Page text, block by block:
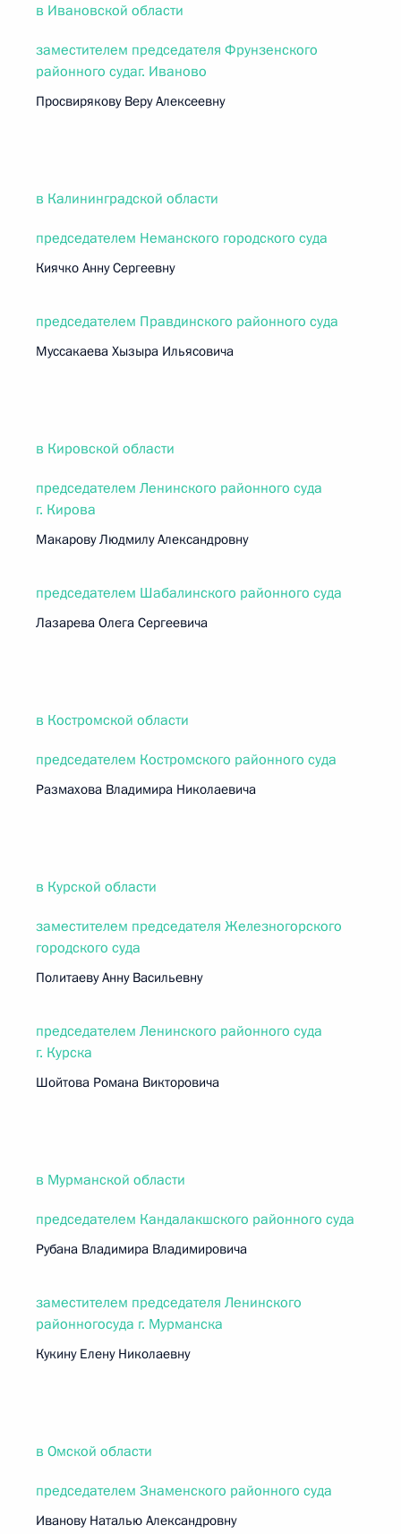
в Ивановской области
заместителем председателя Фрунзенского
районного судаг. Иваново
Просвирякову Веру Алексеевну
в Калининградской области
председателем Неманского городского суда
Киячко Анну Сергеевну
председателем Правдинского районного суда
Муссакаева Хызыра Ильясовича
в Кировской области
председателем Ленинского районного суда
г. Кирова
Макарову Людмилу Александровну
председателем Шабалинского районного суда
Лазарева Олега Сергеевича
в Костромской области
председателем Костромского районного суда
Размахова Владимира Николаевича
в Курской области
заместителем председателя Железногорского
городского суда
Политаеву Анну Васильевну
председателем Ленинского районного суда
г. Курска
Шойтова Романа Викторовича
в Мурманской области
председателем Кандалакшского районного суда
Рубана Владимира Владимировича
заместителем председателя Ленинского
районногосуда г. Мурманска
Кукину Елену Николаевну
в Омской области
председателем Знаменского районного суда
Иванову Наталью Александровну